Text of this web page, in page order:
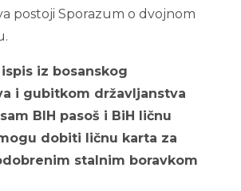
postoji Sporazum o dvojnom
iz bosanskog
i gubitkom državljanstva
BIH pasoš i BiH ličnu
dobiti ličnu karta za
stalnim boravkom